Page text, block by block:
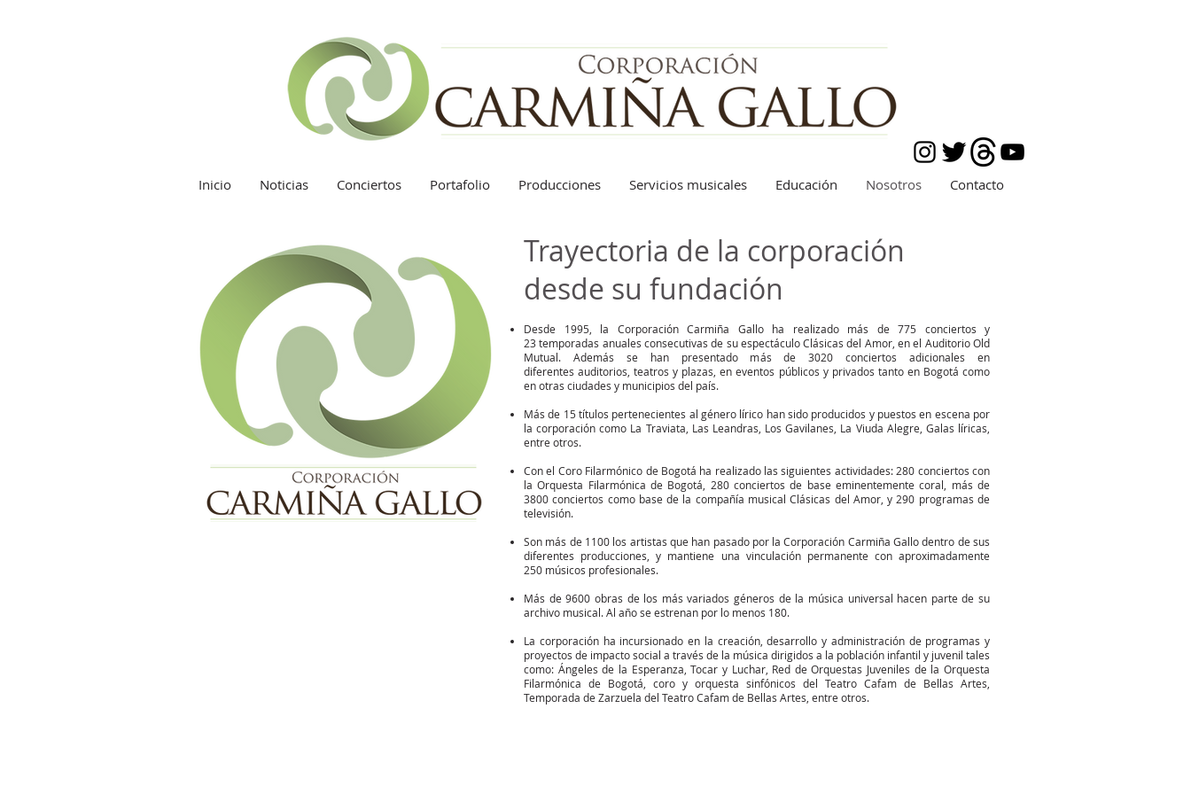
Inicio Noticias Conciertos Portafolio Producciones Servicios musicales Educación Nosotros Contacto
Trayectoria de la corporación
desde su fundación
Desde 1995, la Corporación Carmiña Gallo ha realizado más de 775 conciertos y
23 temporadas anuales consecutivas de su espectáculo Clásicas del Amor, en el Auditorio Old
Mutual. Además se han presentado más de 3020 conciertos adicionales en
diferentes auditorios, teatros y plazas, en eventos públicos y privados tanto en Bogotá como
en otras ciudades y municipios del país.
Más de 15 títulos pertenecientes al género lírico han sido producidos y puestos en escena por
la corporación como La Traviata, Las Leandras, Los Gavilanes, La Viuda Alegre, Galas líricas,
entre otros.
Con el Coro Filarmónico de Bogotá ha realizado las siguientes actividades: 280 conciertos con
la Orquesta Filarmónica de Bogotá, 280 conciertos de base eminentemente coral, más de
3800 conciertos como base de la compañía musical Clásicas del Amor, y 290 programas de
televisión.
Son más de 1100 los artistas que han pasado por la Corporación Carmiña Gallo dentro de sus
diferentes producciones, y mantiene una vinculación permanente con aproximadamente
250 músicos profesionales.
Más de 9600 obras de los más variados géneros de la música universal hacen parte de su
archivo musical. Al año se estrenan por lo menos 180.
La corporación ha incursionado en la creación, desarrollo y administración de programas y
proyectos de impacto social a través de la música dirigidos a la población infantil y juvenil tales
como: Ángeles de la Esperanza, Tocar y Luchar, Red de Orquestas Juveniles de la Orquesta
Filarmónica de Bogotá, coro y orquesta sinfónicos del Teatro Cafam de Bellas Artes,
Temporada de Zarzuela del Teatro Cafam de Bellas Artes, entre otros.